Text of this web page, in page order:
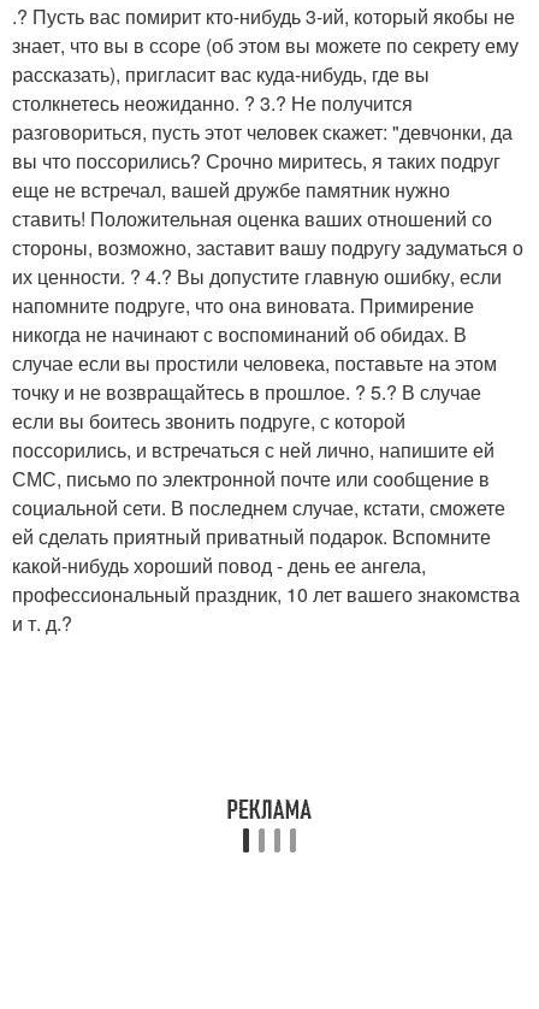
.? Пусть вас помирит кто-нибудь 3-ий, который якобы не
знает, что вы в ссоре (об этом вы можете по секрету ему
рассказать), пригласит вас куда-нибудь, где вы
столкнетесь неожиданно. ? 3.? Не получится
разговориться, пусть этот человек скажет: "девчонки, да
вы что поссорились? Срочно миритесь, я таких подруг
еще не встречал, вашей дружбе памятник нужно
ставить! Положительная оценка ваших отношений со
стороны, возможно, заставит вашу подругу задуматься о
их ценности. ? 4.? Вы допустите главную ошибку, если
напомните подруге, что она виновата. Примирение
никогда не начинают с воспоминаний об обидах. В
случае если вы простили человека, поставьте на этом
точку и не возвращайтесь в прошлое. ? 5.? В случае
если вы боитесь звонить подруге, с которой
поссорились, и встречаться с ней лично, напишите ей
СМС, письмо по электронной почте или сообщение в
социальной сети. В последнем случае, кстати, сможете
ей сделать приятный приватный подарок. Вспомните
какой-нибудь хороший повод - день ее ангела,
профессиональный праздник, 10 лет вашего знакомства
и т. д.?